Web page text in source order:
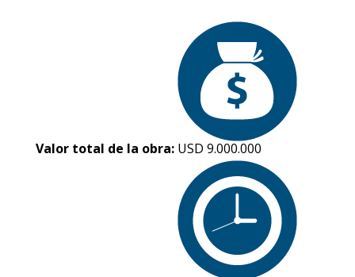
Valor total de la obra: USD 9.000.000